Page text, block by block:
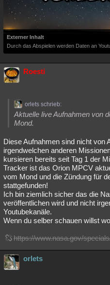
Externer Inhalt
Durch das Abspielen werden Daten an
Roesti
orlets schrieb:
Aktuelle live Aufnahmen von
Mond.
Diese Aufnahmen sind nicht von
irgendwelchen anderen
kursieren bereits seit Tag 1 der
Tracker ist das Orion MPCV
vom Mond und die Zündung für
stattgefunden!
Ich bin ziemlich sicher das die
veröffentlichen wird und nicht
Youtubekanäle.
Wenn du selber schauen willst
https://www.nasa.gov/
orlets